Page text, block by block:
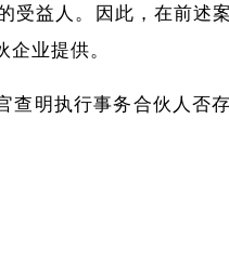
益人。因此，在前述
业提供。
明执行事务合伙人否